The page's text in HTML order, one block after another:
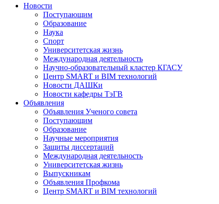
Новости
Поступающим
Образование
Наука
Спорт
Университетская жизнь
Международная деятельность
Научно-образовательный кластер КГАСУ
Центр SMART и BIM технологий
Новости ДАШКи
Новости кафедры ТэГВ
Объявления
Объявления Ученого совета
Поступающим
Образование
Научные мероприятия
Защиты диссертаций
Международная деятельность
Университетская жизнь
Выпускникам
Объявления Профкома
Центр SMART и BIM технологий